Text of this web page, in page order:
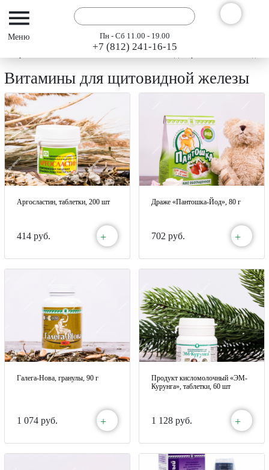
Пн - Сб 11.00 - 19.00
+7 (812) 241-16-15
Каталог
Витамины для щитовидной железы
Аргосластин, таблетки, 200 шт
414 руб. +
Драже «Пантошка-Йод», 80 г
702 руб. +
Галега-Нова, гранулы, 90 г
1 074 руб. +
Продукт кисломолочный «ЭМ-
Курунга», таблетки, 60 шт
1 128 руб. +